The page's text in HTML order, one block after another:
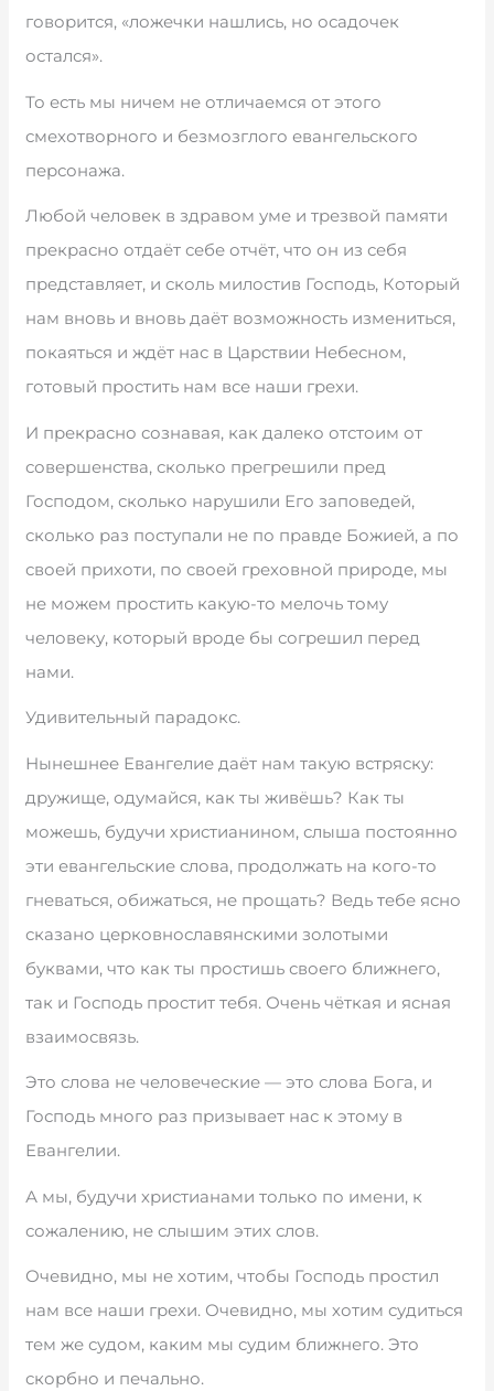
говорится, «ложечки нашлись, но осадочек
остался».
То есть мы ничем не отличаемся от этого
смехотворного и безмозглого евангельского
персонажа.
Любой человек в здравом уме и трезвой памяти
прекрасно отдаёт себе отчёт, что он из себя
представляет, и сколь милостив Господь, Который
нам вновь и вновь даёт возможность измениться,
покаяться и ждёт нас в Царствии Небесном,
готовый простить нам все наши грехи.
И прекрасно сознавая, как далеко отстоим от
совершенства, сколько прегрешили пред
Господом, сколько нарушили Его заповедей,
сколько раз поступали не по правде Божией, а по
своей прихоти, по своей греховной природе, мы
не можем простить какую-то мелочь тому
человеку, который вроде бы согрешил перед
нами.
Удивительный парадокс.
Нынешнее Евангелие даёт нам такую встряску:
дружище, одумайся, как ты живёшь? Как ты
можешь, будучи христианином, слыша постоянно
эти евангельские слова, продолжать на кого-то
гневаться, обижаться, не прощать? Ведь тебе ясно
сказано церковнославянскими золотыми
буквами, что как ты простишь своего ближнего,
так и Господь простит тебя. Очень чёткая и ясная
взаимосвязь.
Это слова не человеческие — это слова Бога, и
Господь много раз призывает нас к этому в
Евангелии.
А мы, будучи христианами только по имени, к
сожалению, не слышим этих слов.
Очевидно, мы не хотим, чтобы Господь простил
нам все наши грехи. Очевидно, мы хотим судиться
тем же судом, каким мы судим ближнего. Это
скорбно и печально.